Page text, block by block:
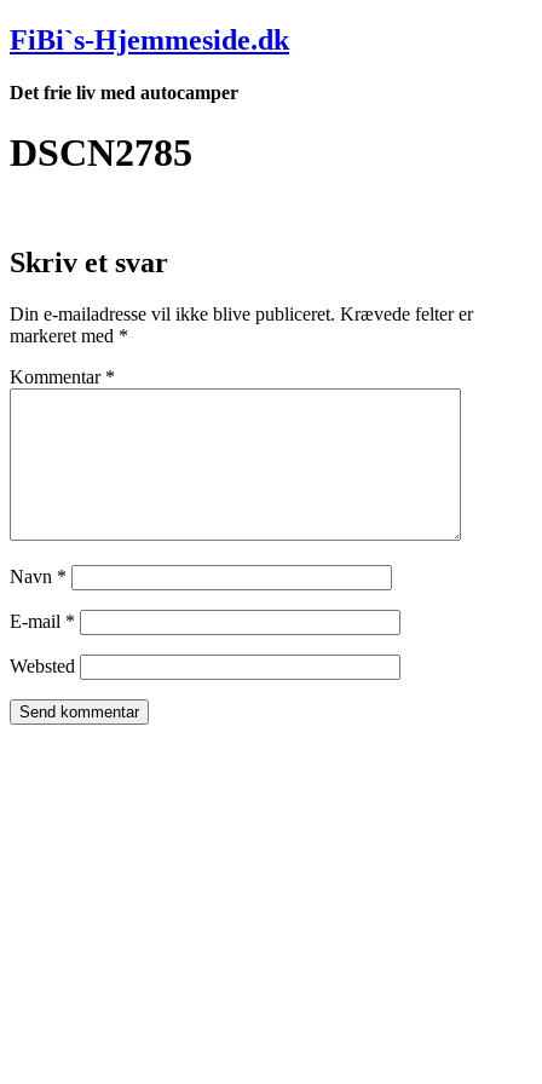
Videre
til
FiBi`s-Hjemmeside.dk
Det frie liv med autocamper
DSCN2785
Skriv et svar
Din e-mailadresse vil ikke blive publiceret. Krævede felter er
markeret med *
Kommentar *
Navn *
E-mail *
Websted